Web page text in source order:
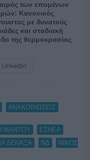
των επομένων
Κανονικός
με δυνατούς
και σταδιακή
της θερμοκρασίας
LinkedIn
ΑΝΑΚΟΙΝΩΣΕΙΣ
ΕΣΗΕΑ
ΔΕΝΑΞΑ ΝΔ
ΝΙΚΟΣ